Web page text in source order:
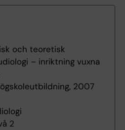
och teoretisk
– inriktning vuxna
2007
2